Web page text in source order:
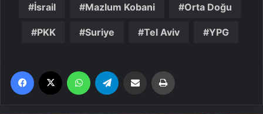
İsrail Mazlum Kobani Orta Doğu
PKK Suriye Tel Aviv YPG
Facebook WhatsApp Email'den paylaş